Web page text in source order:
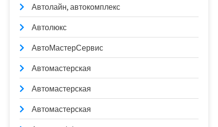
Автолайн, автокомплекс
Автолюкс
АвтоМастерСервис
Автомастерская
Автомастерская
Автомастерская